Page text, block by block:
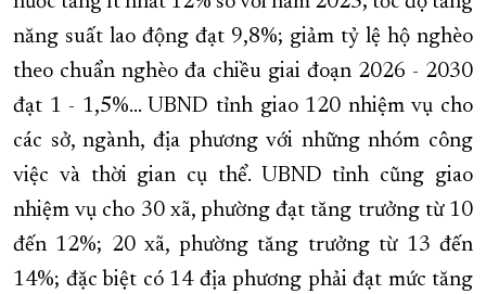
năng suất lao động đạt 9,8%; giảm tỷ lệ hộ nghèo
theo chuẩn nghèo đa chiều giai đoạn 2026 - 2030
đạt 1 - 1,5%… UBND tỉnh giao 120 nhiệm vụ cho
các sở, ngành, địa phương với những nhóm công
việc và thời gian cụ thể. UBND tỉnh cũng giao
nhiệm vụ cho 30 xã, phường đạt tăng trưởng từ 10
đến 12%; 20 xã, phường tăng trưởng từ 13 đến
14%; đặc biệt có 14 địa phương phải đạt mức tăng